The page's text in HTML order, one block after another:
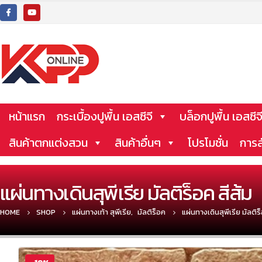
หน้าแรก กระเบื้องปูพื้น เอสซีจี
บล็อกปูพื้น เอสซีจี
สินค้าตกแต่งสวน
สินค้าอื่นๆ โปรโมชั่น การ
แผ่นทางเดินสุพีเรีย มัลติร็อค สีส้ม
HOME SHOP แผ่นทางเท้า สุพีเรีย, มัลติร็อค แผ่นทางเดินสุพีเรีย มัลติ